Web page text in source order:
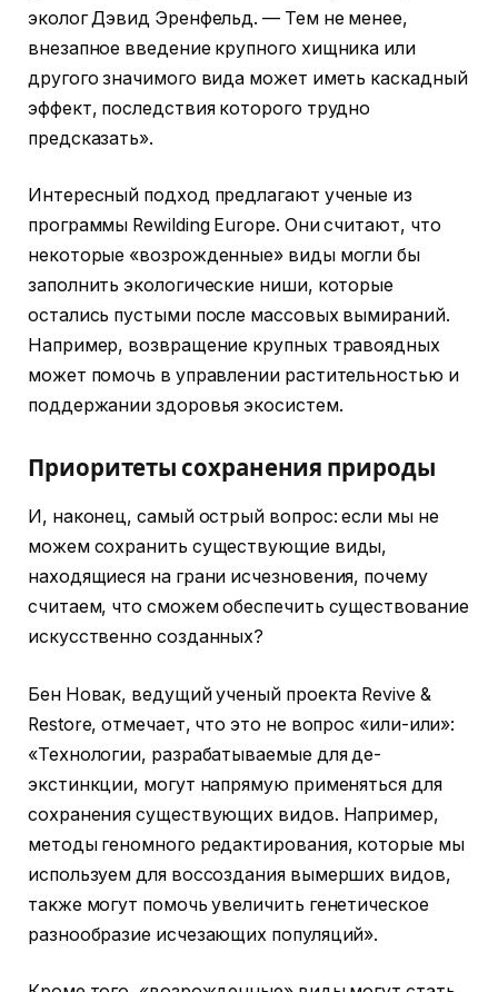
эколог Дэвид Эренфельд. — Тем не менее,
внезапное введение крупного хищника или
другого значимого вида может иметь каскадный
эффект, последствия которого трудно
предсказать».
Интересный подход предлагают ученые из
программы Rewilding Europe. Они считают, что
некоторые «возрожденные» виды могли бы
заполнить экологические ниши, которые
остались пустыми после массовых вымираний.
Например, возвращение крупных травоядных
может помочь в управлении растительностью и
поддержании здоровья экосистем.
Приоритеты сохранения природы
И, наконец, самый острый вопрос: если мы не
можем сохранить существующие виды,
находящиеся на грани исчезновения, почему
считаем, что сможем обеспечить существование
искусственно созданных?
Бен Новак, ведущий ученый проекта Revive &
Restore, отмечает, что это не вопрос «или-или»:
«Технологии, разрабатываемые для де-
экстинкции, могут напрямую применяться для
сохранения существующих видов. Например,
методы геномного редактирования, которые мы
используем для воссоздания вымерших видов,
также могут помочь увеличить генетическое
разнообразие исчезающих популяций».